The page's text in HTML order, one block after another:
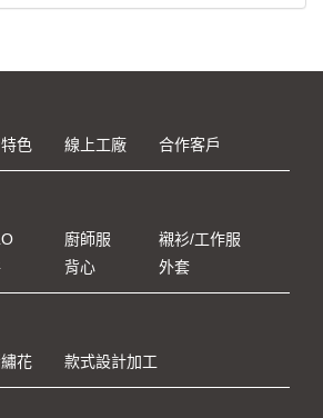
色 線上工廠 合作客戶
廚師服
襯衫/工作服
背心 外套
花 款式設計加工